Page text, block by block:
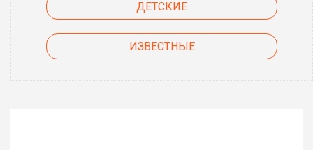
ДЕТСКИЕ
ИЗВЕСТНЫЕ